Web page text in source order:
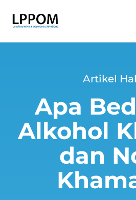
Artikel
Apa
Alkohol
dan